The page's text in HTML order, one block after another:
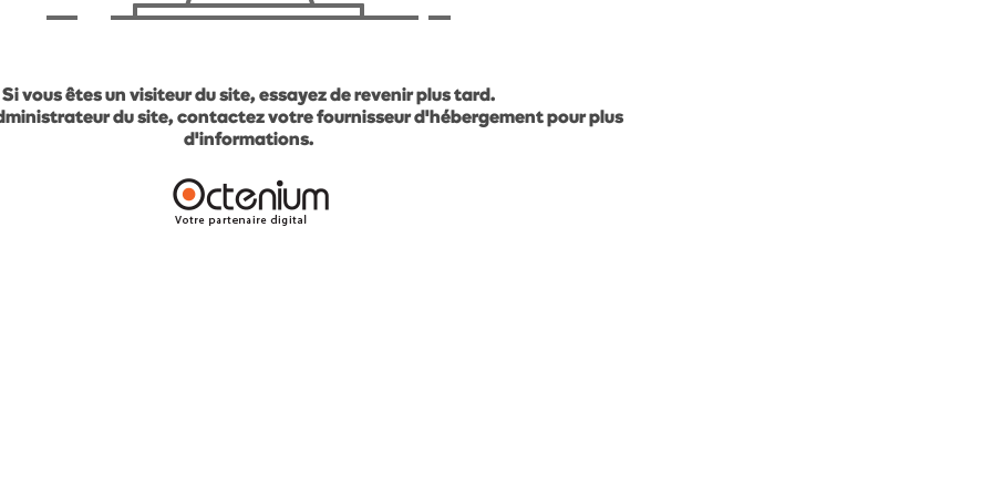
Si vous êtes un visiteur du site, essayez de revenir plus tard.
du site, contactez votre fournisseur d'hébergement pour plus
d'informations.